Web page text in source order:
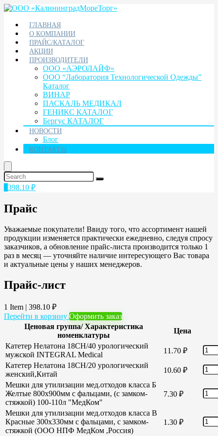
ГЛАВНАЯ
О КОМПАНИИ
ПРАЙС/КАТАЛОГ
АКЦИИ
ПРОИЗВОДИТЕЛИ
ООО «АЭРОЛАЙФ»
ООО “Лаборатория Технологической Одежды”
Каталог
ВИНАР
ПАСКАЛЬ МЕДИКАЛ
ГЕНИКС КАТАЛОГ
Бергус КАТАЛОГ
НОВОСТИ
Блог
КОНТАКТЫ
398.10 ₽
Прайс
Уважаемые покупатели! Ввиду того, что ассортимент нашей
продукции изменяется практически ежедневно, следуя спросу
заказчиков, а обновление прайс-листа производится только 1
раз в месяц — уточняйте наличие интересующего Вас товара
и актуальные цены у наших менеджеров.
Прайс-лист
1 Item | 398.10 ₽
Перейти в корзину Оформить заказ
Ценовая группа/ Характеристика
номенклатуры
Цена
Катетер Нелатона 18CH/40 урологический
мужской INTEGRAL Medical
11.70 ₽
Катетер Нелатона 18CH/20 урологический
женский,Китай
10.60 ₽
Мешки для утилизации мед.отходов класса Б
Желтые 800х900мм с фальцами, (с замком-
стяжкой) 100-110л "МедКом"
7.30 ₽
Мешки для утилизации мед.отходов класса В
Красные 300х330мм с фальцами, с замком-
стяжкой (ООО НПФ МедКом ,Россия)
1.30 ₽